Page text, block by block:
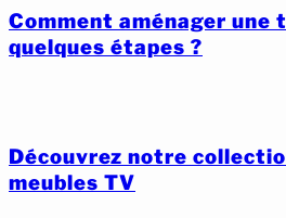
Comment aménager une
quelques étapes ?
Découvrez notre
meubles TV